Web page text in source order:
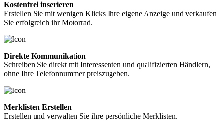
Kostenfrei inserieren
Erstellen Sie mit wenigen Klicks Ihre eigene Anzeige und verkaufen
Sie erfolgreich ihr Motorrad.
Direkte Kommunikation
Schreiben Sie direkt mit Interessenten und qualifizierten Händlern,
ohne Ihre Telefonnummer preiszugeben.
Merklisten Erstellen
Erstellen und verwalten Sie ihre persönliche Merklisten.